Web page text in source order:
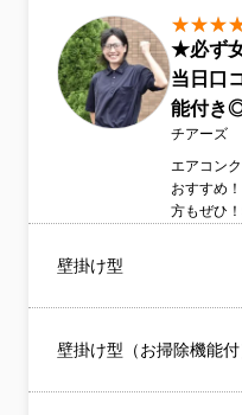
★必ず
当日口
能付き
チアーズ
エアコン
おすすめ
方もぜひ
能付き含
て見学可
子様・ペ
壁掛け型
壁掛け型（お掃除機能付